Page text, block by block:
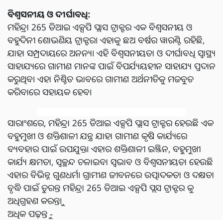
ବିଶ୍ୱସନୀୟ ଓ ଦୀର୍ଘାବଧି:
ମହିନ୍ଦ୍ରା 265 ଡିଆଇ ଏକ୍ସପି ପ୍ଲାସ ଟ୍ରାକ୍ଟର ଏକ ବିଶ୍ୱସନୀୟ ଓ
ବହୁଦିନୀ ଶୋଭଣିୟ ଟ୍ରାକ୍ଟର। ଏହାକୁ ଛଅ ବର୍ଷର ୱାରଣ୍ଟି ରହିଛି,
ଯାହା ସମ୍ପ୍ରଦାୟରେ ଅନନ୍ୟ। ଏହି ବିଶ୍ୱସନୀୟତା ଓ ଦୀର୍ଘାବଧି ସ୍ୱାସ୍ଥ୍ୟ
ସାହାଯ୍ୟରେ ଗାମୀଣ ମାନଙ୍କ ପାଇଁ ବିପର୍ଯ୍ୟୟହୀନ ସାହାଯ୍ୟ ପ୍ରଦାନ
କରୁଥିବ। ଏହା ନିଶ୍ଚିତ ଭାବରେ ଗାମୀଣ ଅର୍ଥନୀତିକୁ ମଜବୁତ
କରିବାରେ ସହାୟକ ହେବ।
ସାରାଂଶରେ, ମହିନ୍ଦ୍ରା 265 ଡିଆଇ ଏକ୍ସପି ପ୍ଲାସ ଟ୍ରାକ୍ଟର ହେଉଛି ଏକ
ବହୁମୁଖୀ ଓ ଶକ୍ତିଶାଳୀ ଯନ୍ତ୍ର ଯାହା ଗାମୀଣ କୃଷି କାର୍ଯ୍ୟରେ
ବ୍ୟବହାର ପାଇଁ ଉପଯୁକ୍ତ। ଏହାର ଶକ୍ତିଶାଳୀ ଇଞ୍ଜିନ, ବହୁମୁଖୀ
କାର୍ଯ୍ୟ କ୍ଷମତା, ସ୍ୱଚ୍ଛନ୍ଦ ଚଳାଇବା ସ୍ୱଭାବ ଓ ବିଶ୍ୱସନୀୟତା ହେଉଛି
ଏହାର ବିଭିନ୍ନ ଗୁଣଧର୍ମ। ଗ୍ରାମୀଣ ଜୀବନରେ ଉତ୍ପାଦକତା ଓ ଦକ୍ଷତା
ବୃଦ୍ଧି ପାଇଁ ତୁରନ୍ତ ମହିନ୍ଦ୍ରା 265 ଡିଆଇ ଏକ୍ସପି ପ୍ଲସ ଟ୍ରାକ୍ଟର କୁ
ଅଧିଗ୍ରହଣ କରନ୍ତୁ।
ଅଧିକ ପଢ଼ନ୍ତୁ -